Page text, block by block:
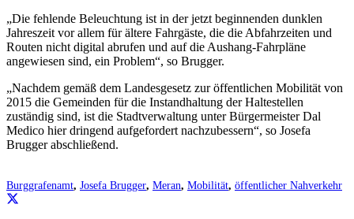
„Die fehlende Beleuchtung ist in der jetzt beginnenden dunklen
Jahreszeit vor allem für ältere Fahrgäste, die die Abfahrzeiten und
Routen nicht digital abrufen und auf die Aushang-Fahrpläne
angewiesen sind, ein Problem“, so Brugger.
„Nachdem gemäß dem Landesgesetz zur öffentlichen Mobilität von
2015 die Gemeinden für die Instandhaltung der Haltestellen
zuständig sind, ist die Stadtverwaltung unter Bürgermeister Dal
Medico hier dringend aufgefordert nachzubessern“, so Josefa
Brugger abschließend.
Burggrafenamt, Josefa Brugger, Meran, Mobilität, öffentlicher Nahverkehr